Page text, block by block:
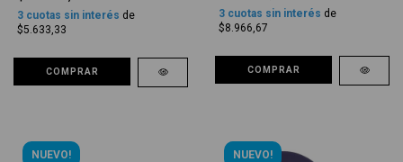
3 cuotas sin interés de
$5.633,33
COMPRAR
3 cuotas sin interés de
$8.966,67
COMPRAR
NUEVO! NUEVO!